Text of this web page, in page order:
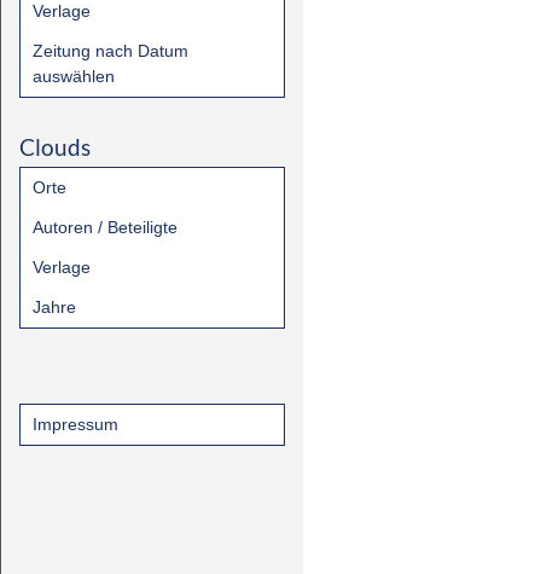
Verlage
Zeitung nach Datum
auswählen
Clouds
Orte
Autoren / Beteiligte
Verlage
Jahre
Impressum